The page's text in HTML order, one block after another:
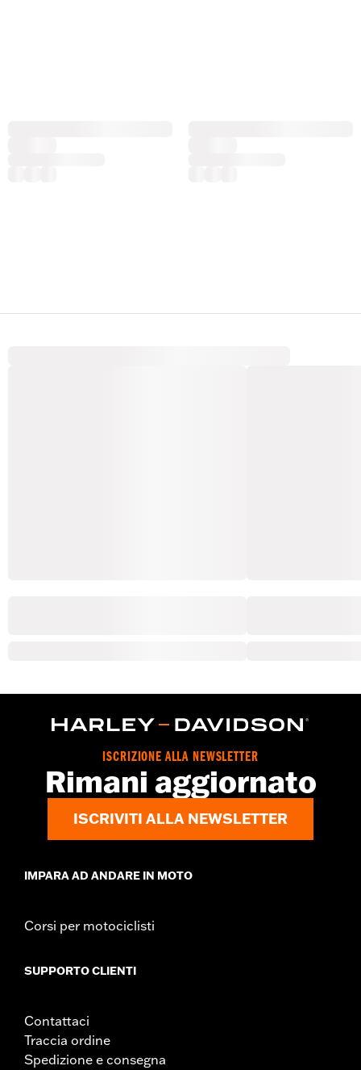
ISCRIZIONE ALLA NEWSLETTER
Rimani aggiornato
ISCRIVITI ALLA NEWSLETTER
IMPARA AD ANDARE IN MOTO
Corsi per motociclisti
SUPPORTO CLIENTI
Contattaci
Traccia ordine
Spedizione e consegna